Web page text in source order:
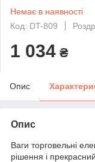
Немає в наявності
Код: DT-809
1 034 ₴
Опис
Опис
Ваги торговельні
рішення і